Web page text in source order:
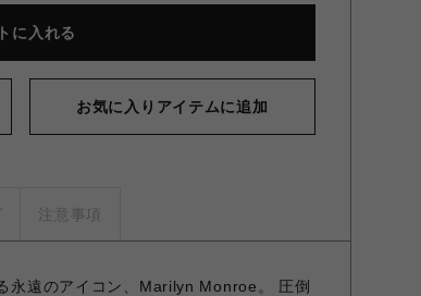
に入れる
お気に入りアイテムに追加
注意事項
永遠のアイコン、Marilyn Monroe。 圧倒